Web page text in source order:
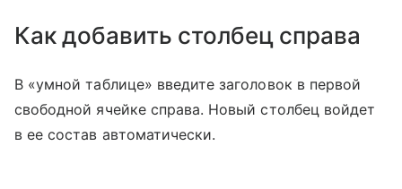
Как добавить столбец справа
В «умной таблице» введите заголовок в первой
свободной ячейке справа. Новый столбец войдет
в ее состав автоматически.